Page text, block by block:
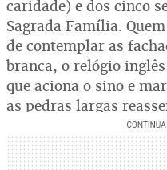
caridade) e dos cinco
Sagrada Família.
de contemplar as
branca, o relógio
que aciona o sino e
as pedras largas